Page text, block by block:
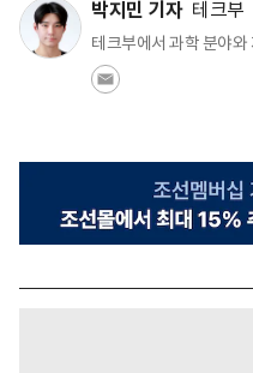
박지민 기자 테크부
테크부에서 과학 분야